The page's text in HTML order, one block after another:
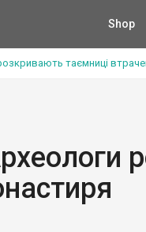
Shop
таємниці